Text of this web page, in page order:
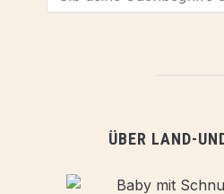
ÜBER LAND-